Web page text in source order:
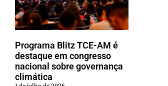
Programa Blitz TCE-AM é
destaque em congresso
nacional sobre governança
climática